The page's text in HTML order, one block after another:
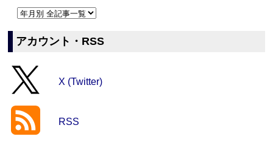
アカウント・RSS
X (Twitter)
RSS